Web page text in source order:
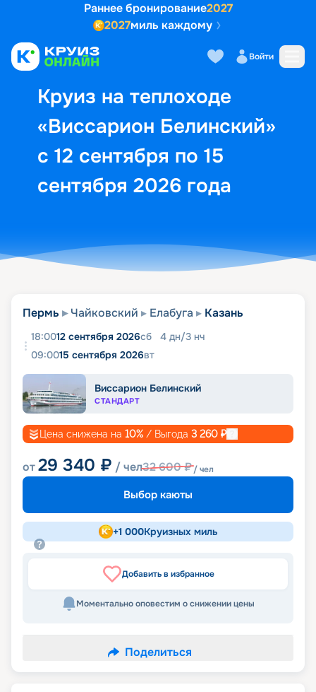
Раннее бронирование2027
2027миль каждому
Войти
Круиз на теплоходе
«Виссарион Белинский»
с 12 сентября по 15
сентября 2026 года
Выбор кают Маршрут и
Пермь Чайковский Елабуга Казань
18:0012 сентября 2026сб 4 дн/3 нч
09:0015 сентября 2026вт
Виссарион Белинский
СТАНДАРТ
Цена снижена на 10% / Выгода 3 260 ₽
от29 340 ₽ / чел32 600₽/ чел
Выбор каюты
+1 000Круизных миль
Добавить в избранное
Моментально оповестим о снижении цены
Поделиться